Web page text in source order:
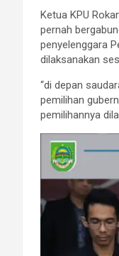
Ketua KPU
pernah
penyelenggara
dilaksanakan
“di depan
pemilihan
pemilihannya